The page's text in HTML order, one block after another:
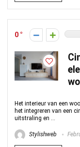
0
Het interieur van een
het integreren van een
uitstraling en ...
Stylishweb